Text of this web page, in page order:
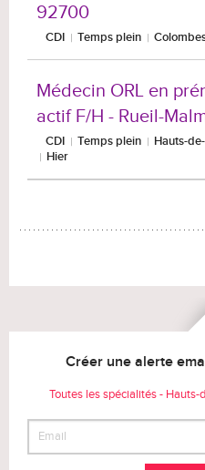
92700
CDI Temps plein
Médecin ORL en
actif F/H - Rueil-
CDI Temps plein
Hauts-
Hier
Créer une alerte
Toutes les spécialités - Hauts-